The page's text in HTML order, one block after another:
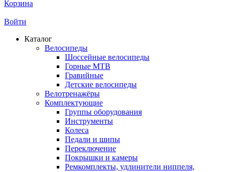
Корзина
Войти
Каталог
Велосипеды
Шоссейные велосипеды
Горные МTB
Гравийные
Детские велосипеды
Велотренажёры
Комплектующие
Группы оборудования
Инструменты
Колеса
Педали и шипы
Переключение
Покрышки и камеры
Ремкомплекты, удлинители ниппеля,